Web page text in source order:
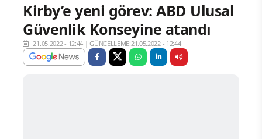
Kirby’e yeni görev: ABD Ulusal
Güvenlik Konseyine atandı
21.05.2022 - 12:44 |GÜNCELLEME:21.05.2022 - 12:44